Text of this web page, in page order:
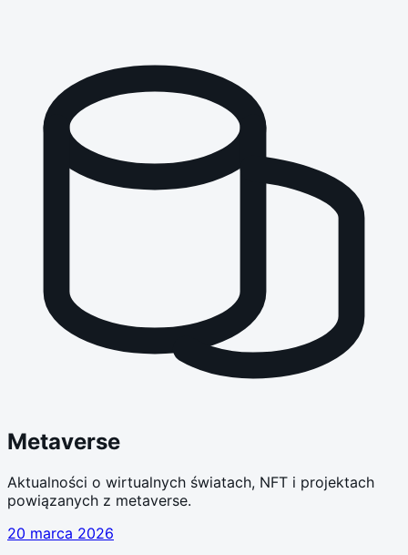
Metaverse
Aktualności o wirtualnych światach, NFT i projektach
powiązanych z metaverse.
20 marca 2026